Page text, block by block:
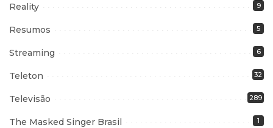
Reality 9
Resumos 5
Streaming 6
Teleton 32
Televisão 289
The Masked Singer Brasil 1